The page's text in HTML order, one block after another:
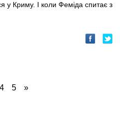
у Криму. І коли Феміда спитає з
4 5 »